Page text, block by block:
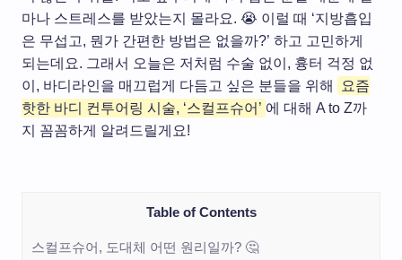
마나 스트레스를 받았는지 몰라요. 😭 이럴 때 ‘지방흡입
은 무섭고, 뭔가 간편한 방법은 없을까?’ 하고 고민하게
되는데요. 그래서 오늘은 저처럼 수술 없이, 흉터 걱정 없
이, 바디라인을 매끄럽게 다듬고 싶은 분들을 위해
요즘
핫한 바디 컨투어링 시술, ‘스컬프슈어’ 에 대해 A to Z까
지 꼼꼼하게 알려드릴게요!
Table of Contents
스컬프슈어, 도대체 어떤 원리일까? 🤔